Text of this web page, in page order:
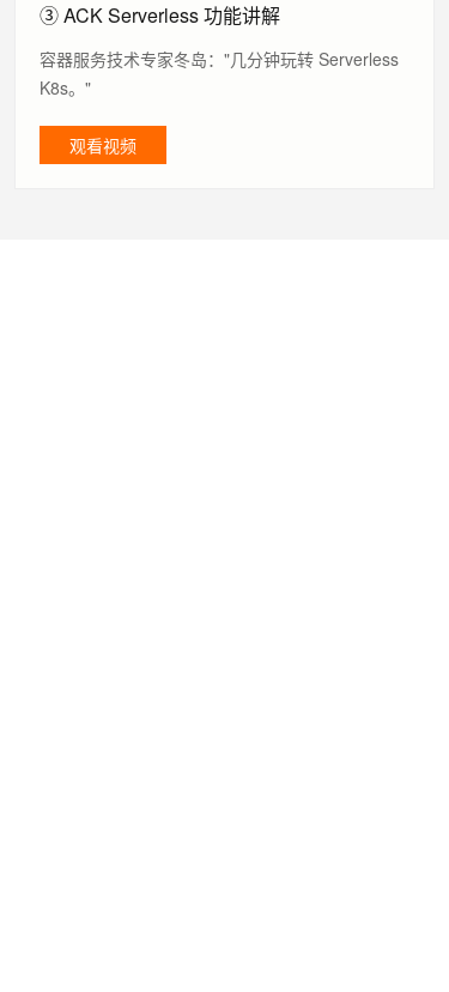
③ ACK Serverless 功能讲解
容器服务技术专家冬岛："几分钟玩转 Serverless
K8s。"
观看视频